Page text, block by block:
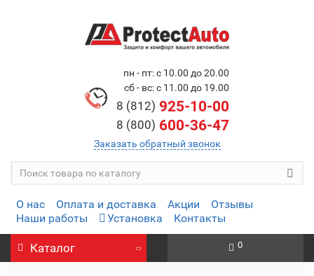
пн - пт: с 10.00 до 20.00
сб - вс: с 11.00 до 19.00
8 (812) 925-10-00
8 (800) 600-36-47
Заказать обратный звонок
О нас Оплата и доставка Акции
Отзывы
Наши работы
Установка Контакты
Каталог 0